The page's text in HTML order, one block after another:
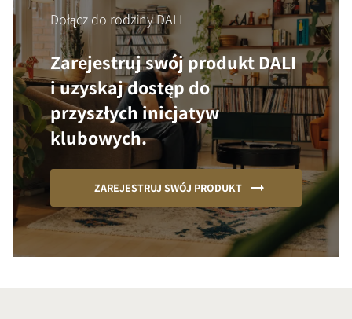
Dołącz do rodziny DALI
Zarejestruj swój produkt DALI
i uzyskaj dostęp do
przyszłych inicjatyw
klubowych.
ZAREJESTRUJ SWÓJ PRODUKT